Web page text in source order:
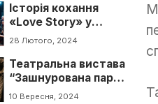
Історія кохання
«Love Story» у
виконанні оркестру
28 Лютого, 2024
Театральна вистава
“Зашнурована пара”
в Луцьку!
10 Вересня, 2024